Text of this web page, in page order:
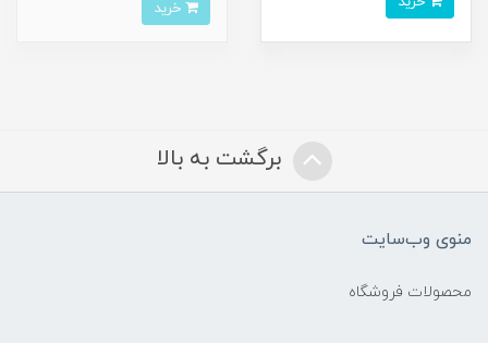
برگشت به بالا
منوی وب‌سایت
محصولات فروشگاه